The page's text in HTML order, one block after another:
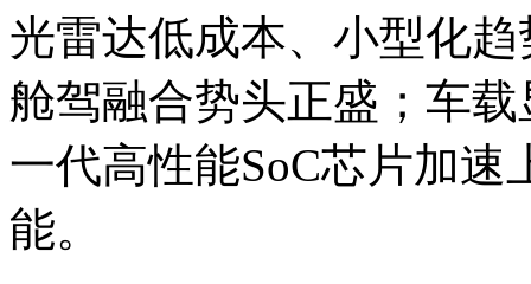
光雷达低成本、小型化
舱驾融合势头正盛；车
一代高性能SoC芯片加
能。